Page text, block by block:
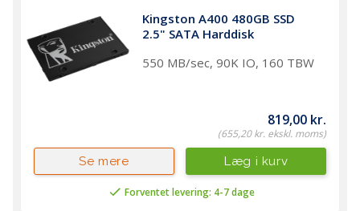
Kingston A400 480GB SSD
2.5" SATA Harddisk
550 MB/sec, 90K IO, 160 TBW
819,00 kr.
(655,20 kr. ekskl. moms)
Forventet levering: 4-7 dage
Læg i kurv
Se mere